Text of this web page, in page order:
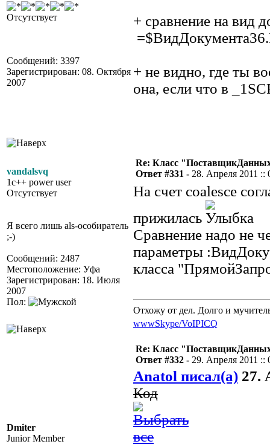
Отсутствует
Сообщений: 3397
Зарегистрирован: 08. Октября
2007
+ сравнение на вид
+ не видно, где ты
она, если что в
vandalsvq
1c++ power user
Отсутствует
Я всего лишь als-особиратель
;-)
Сообщений: 2487
Местоположение: Уфа
Зарегистрирован: 18. Июля
2007
Пол:
Re: Класс
Ответ #331 - 28. Апреля 2011 ::
На счет coalesce
прижилась
Сравнение надо не
параметры
класса
Отхожу от дел. Долго и
wwwSkype/VoIPICQ
Dmiter
Junior Member
Re: Класс
Ответ #332 - 29. Апреля 2011 ::
Anatol писал(а) 27.
Код